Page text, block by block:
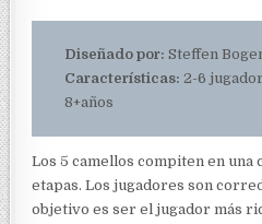
Diseñado por:Steffen
Características: 2-6
8+años
Los 5 camellos compiten en
etapas. Los jugadores son
objetivo es ser el jugador más